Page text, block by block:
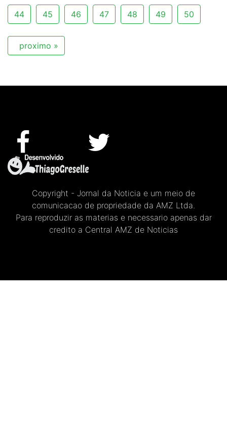
44 45 46 47 48 49 50
proximo »
Copyright - Jornal da Noticia e um meio de
comunicacao de propriedade da AMZ Ltda.
Para reproduzir as materias e necessario apenas dar
credito a Central AMZ de Noticias